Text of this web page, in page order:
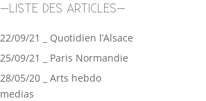
–LISTE DES ARTICLES–
22/09/21 _ Quotidien l’Alsace
25/09/21 _ Paris Normandie
28/05/20 _ Arts hebdo
medias